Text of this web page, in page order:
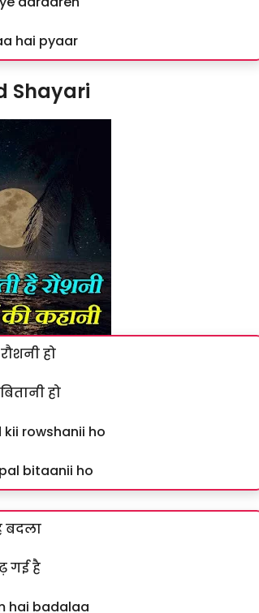
hai pyaar
Shayari
हो
हो
rowshanii ho
bitaanii ho
बदला
गई है
hai badalaa